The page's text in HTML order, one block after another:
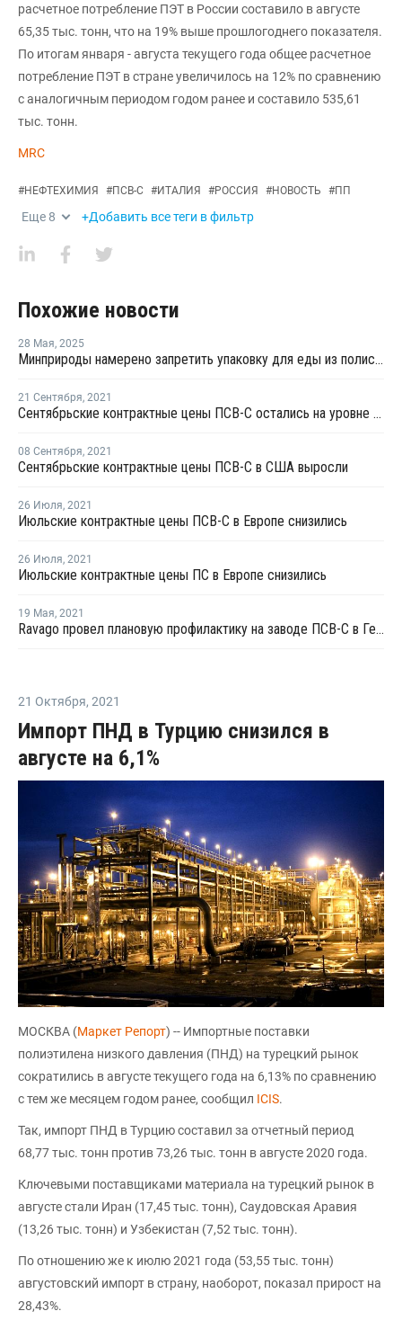
расчетное потребление ПЭТ в России составило в августе
65,35 тыс. тонн, что на 19% выше прошлогоднего показателя.
По итогам января - августа текущего года общее расчетное
потребление ПЭТ в стране увеличилось на 12% по сравнению
с аналогичным периодом годом ранее и составило 535,61
тыс. тонн.
MRC
#НЕФТЕХИМИЯ #ПСВ-С #ИТАЛИЯ #РОССИЯ #НОВОСТЬ #ПП
Еще 8 +Добавить все теги в фильтр
Похожие новости
28 Мая, 2025
Минприроды намерено запретить упаковку для еды из полистирола
21 Сентября, 2021
Сентябрьские контрактные цены ПСВ-С остались на уровне августа или снизились в зависимости от вида
08 Сентября, 2021
Сентябрьские контрактные цены ПСВ-С в США выросли
26 Июля, 2021
Июльские контрактные цены ПСВ-С в Европе снизились
26 Июля, 2021
Июльские контрактные цены ПС в Европе снизились
19 Мая, 2021
Ravago провел плановую профилактику на заводе ПСВ-С в Германии
21 Октября, 2021
Импорт ПНД в Турцию снизился в
августе на 6,1%
МОСКВА (Маркет Репорт) -- Импортные поставки
полиэтилена низкого давления (ПНД) на турецкий рынок
сократились в августе текущего года на 6,13% по сравнению
с тем же месяцем годом ранее, сообщил ICIS.
Так, импорт ПНД в Турцию составил за отчетный период
68,77 тыс. тонн против 73,26 тыс. тонн в августе 2020 года.
Ключевыми поставщиками материала на турецкий рынок в
августе стали Иран (17,45 тыс. тонн), Саудовская Аравия
(13,26 тыс. тонн) и Узбекистан (7,52 тыс. тонн).
По отношению же к июлю 2021 года (53,55 тыс. тонн)
августовский импорт в страну, наоборот, показал прирост на
28,43%.